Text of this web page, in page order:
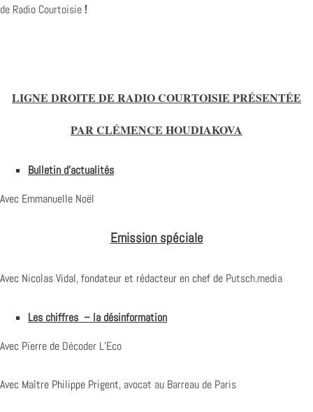
de Radio Courtoisie !
LIGNE DROITE DE RADIO COURTOISIE PRÉSENTÉE
PAR CLÉMENCE HOUDIAKOVA
Bulletin d’actualités
Avec Emmanuelle Noël
Emission spéciale
Avec Nicolas Vidal, fondateur et rédacteur en chef de Putsch.media
Les chiffres – la désinformation
Avec Pierre de Décoder L’Eco
Avec Maître Philippe Prigent, avocat au Barreau de Paris